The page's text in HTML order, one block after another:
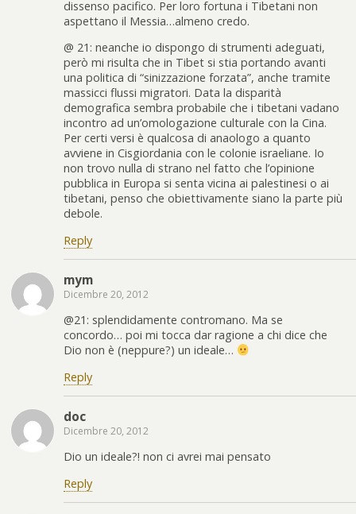
dissenso pacifico. Per loro fortuna i Tibetani non
aspettano il Messia…almeno credo.
@ 21: neanche io dispongo di strumenti adeguati,
però mi risulta che in Tibet si stia portando avanti
una politica di “sinizzazione forzata”, anche tramite
massicci flussi migratori. Data la disparità
demografica sembra probabile che i tibetani vadano
incontro ad un’omologazione culturale con la Cina.
Per certi versi è qualcosa di anaologo a quanto
avviene in Cisgiordania con le colonie israeliane. Io
non trovo nulla di strano nel fatto che l’opinione
pubblica in Europa si senta vicina ai palestinesi o ai
tibetani, penso che obiettivamente siano la parte più
debole.
Reply
mym
Dicembre 20, 2012
@21: splendidamente contromano. Ma se
concordo… poi mi tocca dar ragione a chi dice che
Dio non è (neppure?) un ideale…
Reply
doc
Dicembre 20, 2012
Dio un ideale?! non ci avrei mai pensato
Reply